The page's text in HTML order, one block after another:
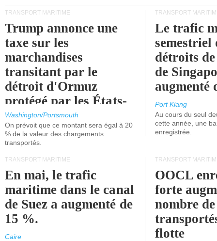
TRANSPORT MARITIME
Trump annonce une
taxe sur les
marchandises
transitant par le
détroit d'Ormuz
protégé par les États-
Unis.
Washington/Portsmouth
On prévoit que ce montant sera égal à 20
% de la valeur des chargements
transportés.
TRANSPORT
Le trafic
semestriel
détroits
de
augmenté
Port Klang
Au cours du seul
cette année, une
enregistrée.
TRANSPORT MARITIME
En mai, le trafic
maritime dans le canal
de Suez a augmenté de
15 %.
Caire
TRANSPORT
OOCL
forte
nombre
flotte